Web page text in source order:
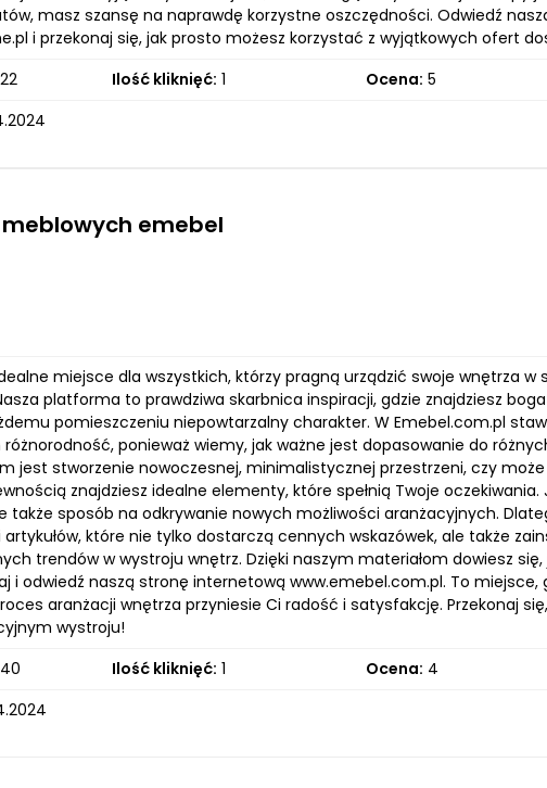
masz szansę na naprawdę korzystne oszczędności. Odwiedź
i przekonaj się, jak prosto możesz korzystać z wyjątkowych ofert
Ilość kliknięć: 1 Ocena: 5
emebel
miejsce dla wszystkich, którzy pragną urządzić swoje wnętrza w
platforma to prawdziwa skarbnica inspiracji, gdzie znajdziesz
pomieszczeniu niepowtarzalny charakter. W Emebel.com.pl
ponieważ wiemy, jak ważne jest dopasowanie do
jest stworzenie nowoczesnej, minimalistycznej przestrzeni, czy
znajdziesz idealne elementy, które spełnią Twoje
także sposób na odkrywanie nowych możliwości aranżacyjnych.
które nie tylko dostarczą cennych wskazówek, ale także
trendów w wystroju wnętrz. Dzięki naszym materiałom dowiesz
i odwiedź naszą stronę internetową www.emebel.com.pl. To
aranżacji wnętrza przyniesie Ci radość i satysfakcję. Przekonaj
wystroju!
Ilość kliknięć: 1 Ocena: 4